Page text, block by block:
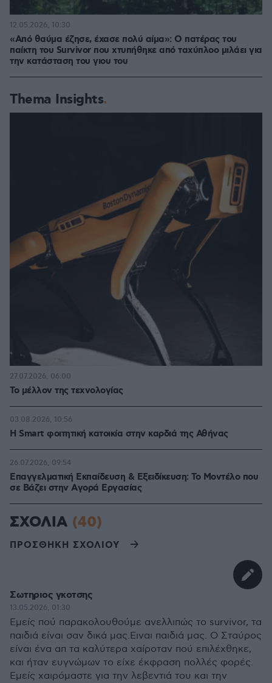
«Από θαύμα έζησε, έχασε πολύ αίμα»: Ο πατέρας του
παίκτη του Survivor που χτυπήθηκε από ταχύπλοο μιλάει για
την κατάσταση του γιου του
12.05.2026, 10:30
Thema Insights
Το μέλλον της τεχνολογίας
27.07.2026, 06:00
Η Smart φοιτητική κατοικία στην καρδιά της Αθήνας
03.08.2026, 10:56
Επαγγελματική Εκπαίδευση & Εξειδίκευση: Το Mοντέλο που
σε Bάζει στην Aγορά Eργασίας
26.07.2026, 09:54
ΣΧΟΛΙΑ (40)
ΠΡΟΣΘΗΚΗ ΣΧΟΛΙΟΥ
Σωτηριος γκοτσης
13.05.2026, 01:30
Εμείς πού παρακολουθούμε ανελλιπώς το survivor, τα
παιδιά είναι σαν δικά μας.Ειναι παιδιά μας. Ο Σταύρος
είναι ένα απ τα καλύτερα χαίροταν πού επιλέχθηκε,
και ήταν ευγνώμων το είχε έκφραση πολλές φορές.
Εμείς χαιρόμαστε για την λεβεντιά του και την